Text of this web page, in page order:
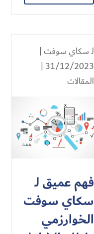
لـسكاي سوفت |
31/12/2023 |
المقالات
فهم عميق لـ
سكاي سوفت
الخوارزمي